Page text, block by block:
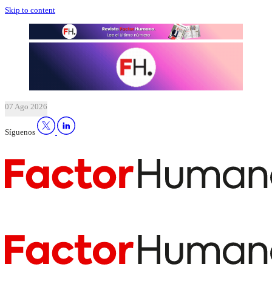
Skip to content
07 Ago 2026
Síguenos